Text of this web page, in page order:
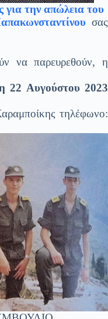
για την απώλεια του
σας
να παρευρεθούν, η
22 Αυγούστου 2023
τηλέφωνο: